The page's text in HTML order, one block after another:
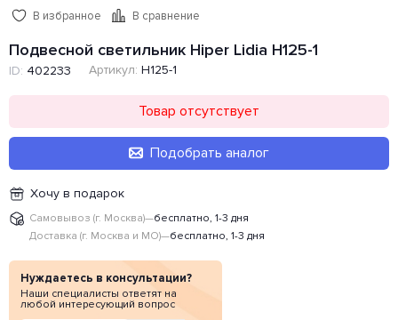
В избранное В сравнение
Подвесной светильник Hiper Lidia H125-1
ID: 402233 Артикул: H125-1
Товар отсутствует
Подобрать аналог
Хочу в подарок
Самовывоз (г. Москва)—бесплатно, 1-3 дня
Доставка (г. Москва и МО)—бесплатно, 1-3 дня
Нуждаетесь в консультации?
Наши специалисты ответят на
любой интересующий вопрос